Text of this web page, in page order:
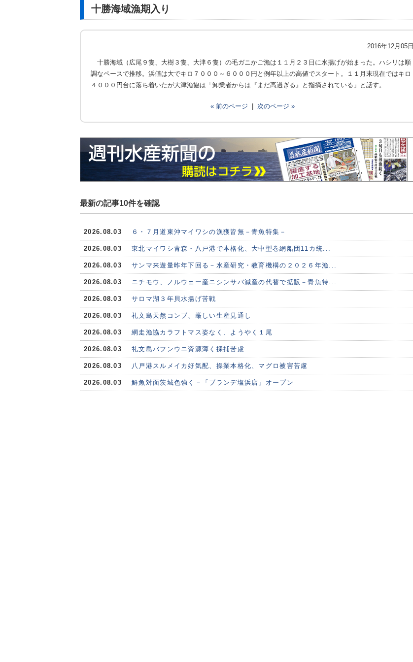
十勝海域漁期入り
2016年12月05日
十勝海域（広尾９隻、大樹３隻、大津６隻）の毛ガニかご漁は１１月２３日に水揚げが始まった。ハシリは順
調なペースで推移。浜値は大でキロ７０００～６０００円と例年以上の高値でスタート。１１月末現在ではキロ
４０００円台に落ち着いたが大津漁協は「卸業者からは『まだ高過ぎる』と指摘されている」と話す。
« 前のページ 次のページ »
最新の記事10件を確認
2026.08.03 ６・７月道東沖マイワシの漁獲皆無－青魚特集－
2026.08.03 東北マイワシ青森・八戸港で本格化、大中型巻網船団11カ統...
2026.08.03 サンマ来遊量昨年下回る－水産研究・教育機構の２０２６年漁...
2026.08.03 ニチモウ、ノルウェー産ニシンサバ減産の代替で拡販－青魚特...
2026.08.03 サロマ湖３年貝水揚げ苦戦
2026.08.03 礼文島天然コンブ、厳しい生産見通し
2026.08.03 網走漁協カラフトマス姿なく、ようやく１尾
2026.08.03 礼文島バフンウニ資源薄く採捕苦慮
2026.08.03 八戸港スルメイカ好気配、操業本格化、マグロ被害苦慮
2026.08.03 鮮魚対面茨城色強く－「ブランデ塩浜店」オープン